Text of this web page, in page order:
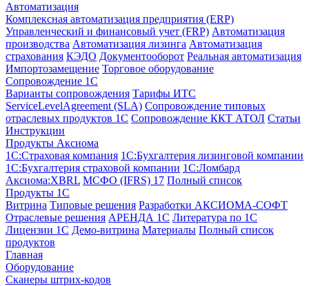
Автоматизация
Комплексная автоматизация предприятия (ERP)
Управленческий и финансовый учет (FRP) Автоматизация
производства Автоматизация лизинга Автоматизация
страхования КЭДО Документооборот Реальная автоматизация
Импортозамещение Торговое оборудование
Сопровождение 1С
Варианты сопровождения Тарифы ИТС
ServiceLevelAgreement (SLA) Сопровождение типовых
отраслевых продуктов 1С Сопровождение ККТ АТОЛ Статьи
Инструкции
Продукты Аксиома
1С:Страховая компания 1С:Бухгалтерия лизинговой компании
1С:Бухгалтерия страховой компании 1С:Ломбард
Аксиома:XBRL МСФО (IFRS) 17 Полный список
Продукты 1С
Витрина Типовые решения Разработки АКСИОМА-СОФТ
Отраслевые решения АРЕНДА 1С Литература по 1С
Лицензии 1C Демо-витрина Материалы Полный список
продуктов
Главная
Оборудование
Сканеры штрих-кодов